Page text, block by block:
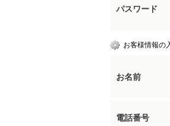
パスワード
お客様情報の
お名前
電話番号